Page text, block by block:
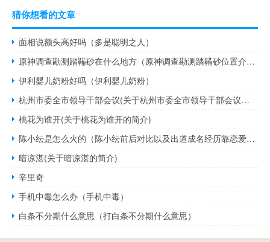
猜你想看的文章
面相说额头高好吗（多是聪明之人）
原神调查勘测踏鞴砂在什么地方（原神调查勘测踏鞴砂位置介绍）
伊利婴儿奶粉好吗（伊利婴儿奶粉）
杭州市委全市领导干部会议(关于杭州市委全市领导干部会议的简介)
桃花为谁开(关于桃花为谁开的简介)
陈小纭是怎么火的（陈小纭前后对比以及出道成名经历靠恋爱真人秀的节目爆红）
暗凉湛(关于暗凉湛的简介)
辛里奇
手机中毒怎么办（手机中毒）
白条不分期什么意思（打白条不分期什么意思）